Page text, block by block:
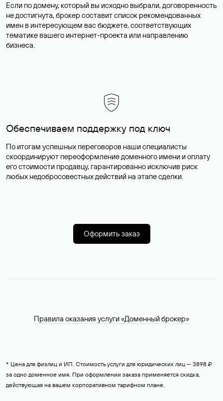
Если по домену, который вы исходно выбрали, договоренность
не достигнута, брокер составит список рекомендованных
имен в интересующем вас бюджете, соответствующих
тематике вашего интернет-проекта или направлению
бизнеса.
Обеспечиваем поддержку под ключ
По итогам успешных переговоров наши специалисты
скоординируют переоформление доменного имени и оплату
его стоимости продавцу, гарантированно исключив риск
любых недобросовестных действий на этапе сделки.
Оформить заказ
Правила оказания услуги «Доменный брокер»
* Цена для физлиц и ИП. Стоимость услуги для юридических лиц — 3898 ₽
за одно доменное имя. При оформлении заказа применяется скидка,
действующая на вашем корпоративном тарифном плане.